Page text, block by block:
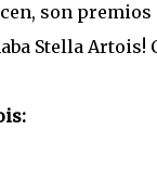
son
Stella Artois!